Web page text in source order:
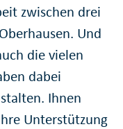
zwischen drei
Und
die vielen
dabei
Ihnen
Unterstützung